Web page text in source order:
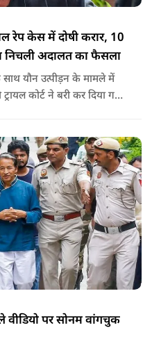
रेप केस में दोषी करार, 10
अदालत का फैसला
यौन उत्पीड़न के मामले में
कोर्ट ने बरी कर दिया गया
वीडियो पर सोनम वांगचुक